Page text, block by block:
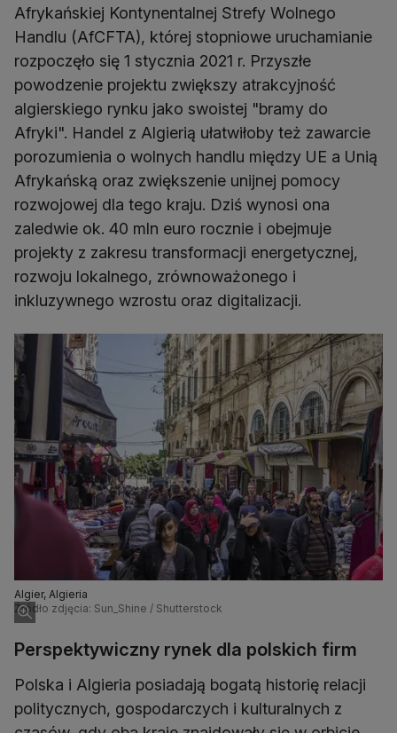
Afrykańskiej Kontynentalnej Strefy Wolnego
Handlu (AfCFTA), której stopniowe uruchamianie
rozpoczęło się 1 stycznia 2021 r. Przyszłe
powodzenie projektu zwiększy atrakcyjność
algierskiego rynku jako swoistej "bramy do
Afryki". Handel z Algierią ułatwiłoby też zawarcie
porozumienia o wolnych handlu między UE a Unią
Afrykańską oraz zwiększenie unijnej pomocy
rozwojowej dla tego kraju. Dziś wynosi ona
zaledwie ok. 40 mln euro rocznie i obejmuje
projekty z zakresu transformacji energetycznej,
rozwoju lokalnego, zrównoważonego i
inkluzywnego wzrostu oraz digitalizacji.
Algier, Algieria
Źródło zdjęcia: Sun_Shine / Shutterstock
Perspektywiczny rynek dla polskich firm
Polska i Algieria posiadają bogatą historię relacji
politycznych, gospodarczych i kulturalnych z